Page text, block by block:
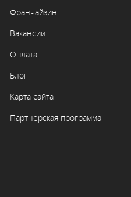
Франчайзинг
Вакансии
Оплата
Блог
Карта сайта
Партнерская программа